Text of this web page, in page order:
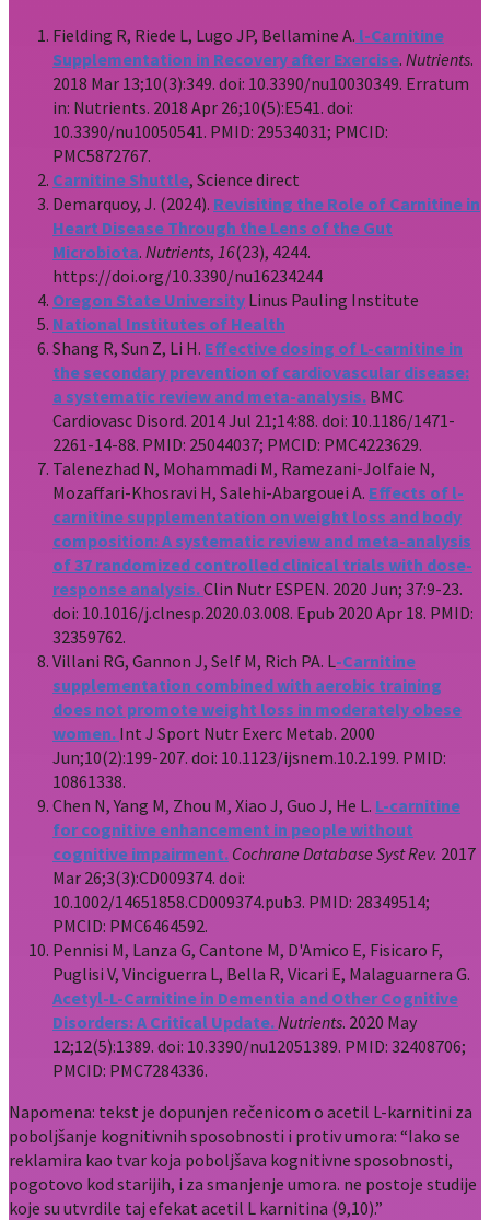
Fielding R, Riede L, Lugo JP, Bellamine A. l-Carnitine
Supplementation in Recovery after Exercise. Nutrients.
2018 Mar 13;10(3):349. doi: 10.3390/nu10030349. Erratum
in: Nutrients. 2018 Apr 26;10(5):E541. doi:
10.3390/nu10050541. PMID: 29534031; PMCID:
PMC5872767.
Carnitine Shuttle, Science direct
Demarquoy, J. (2024). Revisiting the Role of Carnitine in
Heart Disease Through the Lens of the Gut
Microbiota. Nutrients, 16(23), 4244.
https://doi.org/10.3390/nu16234244
Oregon State University Linus Pauling Institute
National Institutes of Health
Shang R, Sun Z, Li H. Effective dosing of L-carnitine in
the secondary prevention of cardiovascular disease:
a systematic review and meta-analysis. BMC
Cardiovasc Disord. 2014 Jul 21;14:88. doi: 10.1186/1471-
2261-14-88. PMID: 25044037; PMCID: PMC4223629.
Talenezhad N, Mohammadi M, Ramezani-Jolfaie N,
Mozaffari-Khosravi H, Salehi-Abargouei A. Effects of l-
carnitine supplementation on weight loss and body
composition: A systematic review and meta-analysis
of 37 randomized controlled clinical trials with dose-
response analysis.Clin Nutr ESPEN. 2020 Jun; 37:9-23.
doi: 10.1016/j.clnesp.2020.03.008. Epub 2020 Apr 18. PMID:
32359762.
Villani RG, Gannon J, Self M, Rich PA. L -Carnitine
supplementation combined with aerobic training
does not promote weight loss in moderately obese
women. Int J Sport Nutr Exerc Metab. 2000
Jun;10(2):199-207. doi: 10.1123/ijsnem.10.2.199. PMID:
10861338.
Chen N, Yang M, Zhou M, Xiao J, Guo J, He L. L-carnitine
for cognitive enhancement in people without
cognitive impairment. Cochrane Database Syst Rev. 2017
Mar 26;3(3):CD009374. doi:
10.1002/14651858.CD009374.pub3. PMID: 28349514;
PMCID: PMC6464592.
Pennisi M, Lanza G, Cantone M, D'Amico E, Fisicaro F,
Puglisi V, Vinciguerra L, Bella R, Vicari E, Malaguarnera G.
Acetyl-L-Carnitine in Dementia and Other Cognitive
Disorders: A Critical Update. Nutrients. 2020 May
12;12(5):1389. doi: 10.3390/nu12051389. PMID: 32408706;
PMCID: PMC7284336.
Napomena: tekst je dopunjen rečenicom o acetil L-karnitini za
poboljšanje kognitivnih sposobnosti i protiv umora: “Iako se
reklamira kao tvar koja poboljšava kognitivne sposobnosti,
pogotovo kod starijih, i za smanjenje umora. ne postoje studije
koje su utvrdile taj efekat acetil L karnitina (9,10).”